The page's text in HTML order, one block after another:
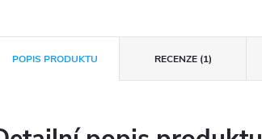
POPIS PRODUKTU RECENZE (1)